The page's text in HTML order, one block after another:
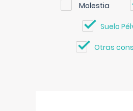
Molestia
Suelo
Otras